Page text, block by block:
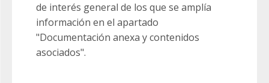
de interés general de los que se amplía
información en el apartado
"Documentación anexa y contenidos
asociados".